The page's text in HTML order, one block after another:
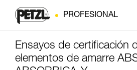
PROFESIONAL
Ensayos de certificación
elementos de amarre